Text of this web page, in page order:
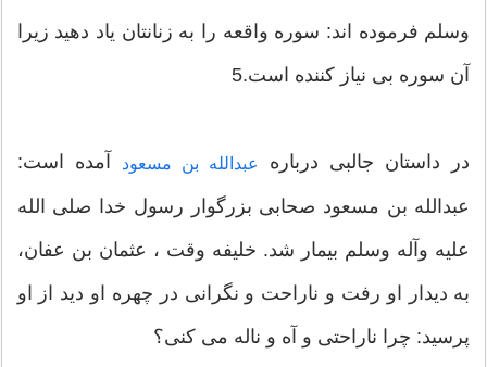
وسلم فرموده اند: سوره واقعه را به زنانتان یاد دهید زیرا
آن سوره بی نیاز كننده است.5
در داستان جالبی درباره عبدالله بن مسعود آمده است:
عبدالله بن مسعود صحابی بزرگوار رسول خدا صلی الله
علیه وآله وسلم بیمار شد. خلیفه وقت ، عثمان بن عفان،
به دیدار او رفت و ناراحت و نگرانی در چهره او دید از او
پرسید: چرا ناراحتی و آه و ناله می کنی؟